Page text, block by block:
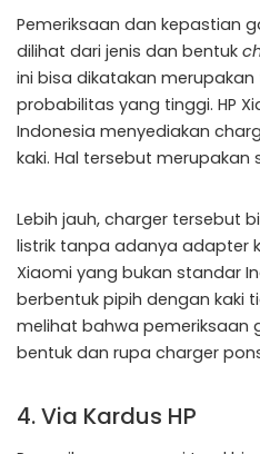
Pemeriksaan dan kepastian
dilihat dari jenis dan bentuk
ini bisa dikatakan merupakan
probabilitas yang tinggi. HP
Indonesia menyediakan
kaki. Hal tersebut merupakan
Lebih jauh, charger tersebut
listrik tanpa adanya adapter
Xiaomi yang bukan standar
berbentuk pipih dengan kaki
melihat bahwa pemeriksaan
bentuk dan rupa charger
4. Via Kardus HP